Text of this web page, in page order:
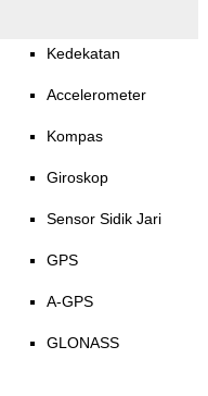
Kedekatan
Accelerometer
Kompas
Giroskop
Sensor Sidik Jari
GPS
A-GPS
GLONASS